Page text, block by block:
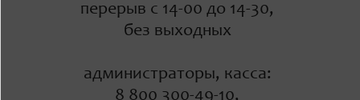
перерыв с 14-00 до 14-30,
без выходных
администраторы, касса:
8 800 300-49-10,